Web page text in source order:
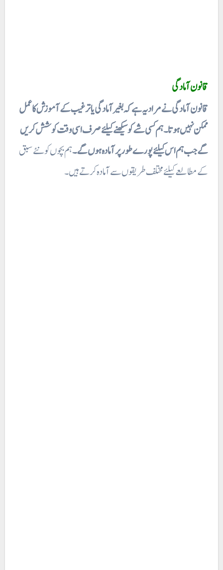
قانون آمادگی
قانون آمادگی نے مراد یہ ہے کہ بغیر آمادگی یا ترغیب کے آموزش کا عمل
ممکن نہیں ہوتا ۔ ہم کسی شے کو سیکھنے کیلئے صرف اسی وقت کوشش کریں
گے جب ہم اس کیلئے پورے طور پر آمادہ ہوں گے۔ہم بچوں کو نئے سبق
کے مطالعے کیلئے مختلف طریقوں سے آمادہ کرتے ہیں۔